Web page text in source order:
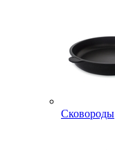
Сковороды